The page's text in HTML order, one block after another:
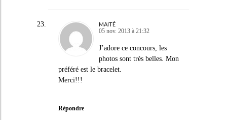
MAITÉ
05 nov. 2013 à 21:32
J’adore ce concours, les
photos sont très belles. Mon
préféré est le bracelet.
Merci!!!
Répondre